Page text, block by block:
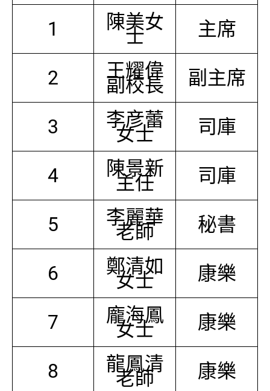
1
陳美女
士 主席
2 王耀偉
副校長 副主席
3 李彦蕾
女士 司庫
4 陳景新
主任 司庫
5 李麗華
老師 秘書
6 鄭清如
女士 康樂
7 龐海鳳
女士 康樂
8 龍鳳清
老師 康樂